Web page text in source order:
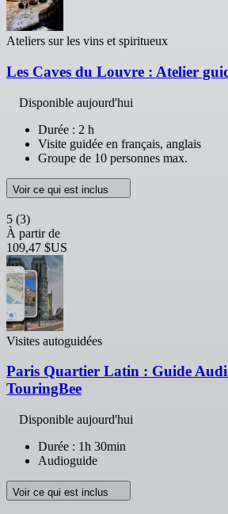
Ateliers sur les vins et spiritueux
Les Caves du Louvre : Atelier
Disponible aujourd'hui
Durée : 2 h
Visite guidée en français, anglais
Groupe de 10 personnes max.
Voir ce qui est inclus
5 (3)
À partir de
109,47 $US
Visites autoguidées
Paris Quartier Latin : Guide
TouringBee
Disponible aujourd'hui
Durée : 1h 30min
Audioguide
Voir ce qui est inclus